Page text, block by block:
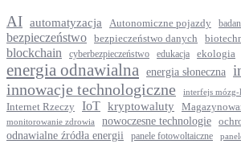
AI automatyzacja Autonomiczne pojazdy
bezpieczeństwo bezpieczeństwo danych
blockchain cyberbezpieczeństwo edukacja ekologia
energia odnawialna energia słoneczna
innowacje technologiczne interfejs
Internet Rzeczy IoT kryptowaluty
monitorowanie zdrowia nowoczesne technologie
odnawialne źródła energii panele fotowoltaiczne